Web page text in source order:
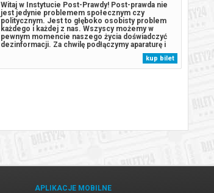
Witaj w Instytucie Post-Prawdy! Post-prawda nie
jest jedynie problemem społecznym czy
politycznym. Jest to głęboko osobisty problem
każdego i każdej z nas. Wszyscy możemy w
pewnym momencie naszego życia doświadczyć
dezinformacji. Za chwilę podłączymy aparaturę i
spróbujemy zrozumieć, co dzieje się w umyśle
człowieka, którego poglądy uległy radykalizacji.
Zmierzymy puls, przewodnictwo skóry, ruchy
kup bilet
Nie
APLIKACJE MOBILNE